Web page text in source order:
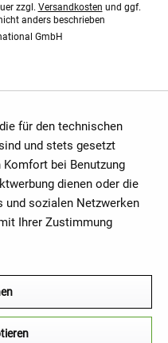
zzgl. Versandkosten und ggf.
anders beschrieben
GmbH
für den technischen
und stets gesetzt
bei Benutzung
dienen oder die
und sozialen Netzwerken
Ihrer Zustimmung